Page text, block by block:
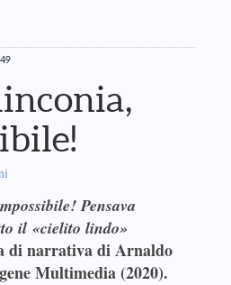
Pensava
il «cielito lindo»
di narrativa di Arnaldo
Multimedia (2020).